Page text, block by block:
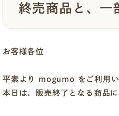
終売商品と、一
お客様各位
平素より mogumo をご利用い
本日は、販売終了となる商品